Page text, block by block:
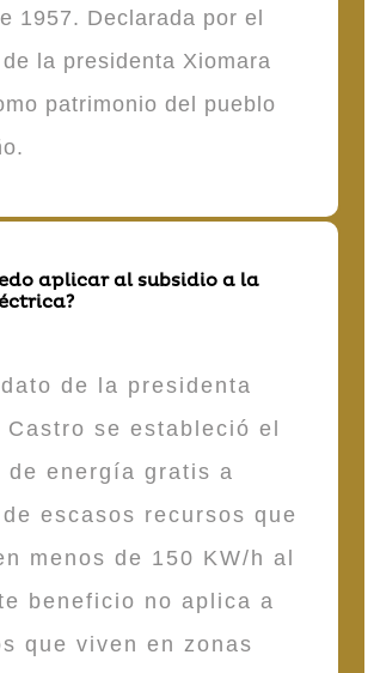
1957. Declarada por el
la presidenta Xiomara
patrimonio del pueblo
aplicar al subsidio a la
de la presidenta
Castro se estableció el
de energía gratis a
escasos recursos que
menos de 150 KW/h al
beneficio no aplica a
que viven en zonas